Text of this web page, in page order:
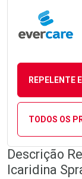
REPELENTE
TODOS OS
Descrição
Icaridina